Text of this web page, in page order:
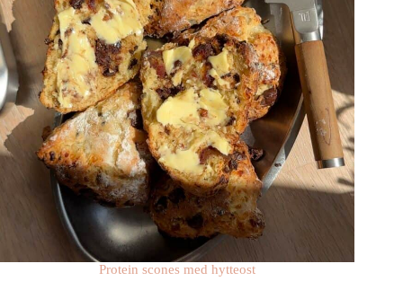
Protein scones med hytteost